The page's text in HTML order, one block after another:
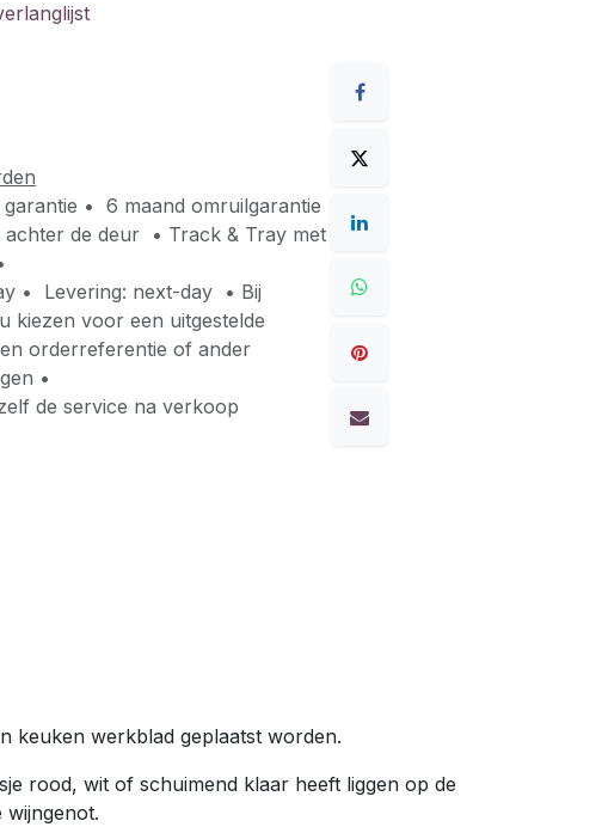
• 6 maand omruilgarantie
de deur • Track & Tray met
• Levering: next-day • Bij
kiezen voor een uitgestelde
orderreferentie of ander
•
de service na verkoop
keuken werkblad geplaatst worden.
rood, wit of schuimend klaar heeft liggen op de
wijngenot.